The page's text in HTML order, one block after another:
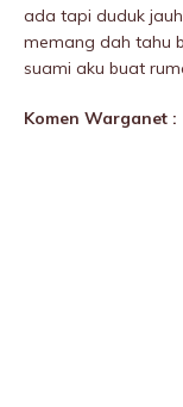
ada tapi duduk
memang dah tahu
suami aku buat
Komen Warganet :